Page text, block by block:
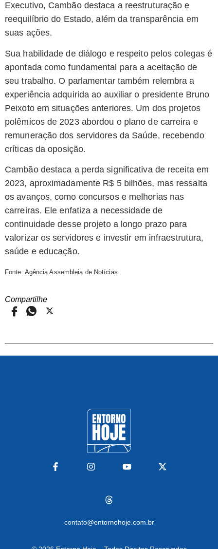
Executivo, Cambão destaca a reestruturação e
reequilíbrio do Estado, além da transparência em
suas ações.
Sua habilidade de diálogo e respeito pelos colegas é
apontada como fundamental para a aceitação de
seu trabalho. O parlamentar também relembra a
experiência adquirida ao auxiliar o presidente Bruno
Peixoto em situações anteriores. Um dos projetos
polêmicos de 2023 abordou o plano de carreira e
remuneração dos servidores da Saúde, recebendo
críticas da oposição.
Cambão destaca a perda significativa de receita em
2023, aproximadamente R$ 5 bilhões, mas ressalta
os avanços, como concursos e melhorias nas
carreiras. Ele enfatiza a necessidade de
continuidade desse projeto a longo prazo para
valorizar os servidores e investir em infraestrutura,
saúde e educação.
Fonte: Agência Assembleia de Notícias.
Compartilhe
contato@entornohoje.com.br